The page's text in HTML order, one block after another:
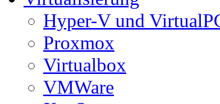
Hyper-V und
Proxmox
Virtualbox
VMWare